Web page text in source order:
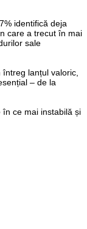
identifică deja
care a trecut în mai
sale
lanțul valoric,
– de la
ce mai instabilă și